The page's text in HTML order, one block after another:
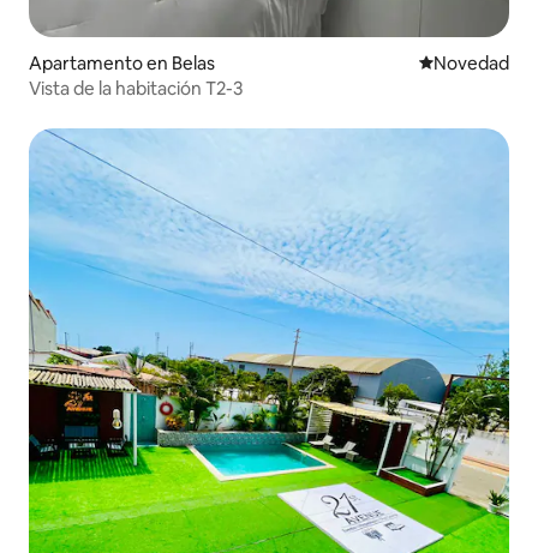
Apartamento en Belas Lugar para
Novedad
Vista de la habitación T2-3